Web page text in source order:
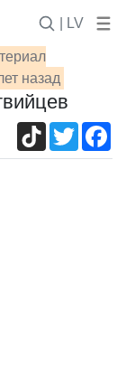
| LV
назад
TikTokTwitter